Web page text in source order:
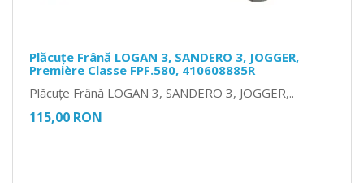
Plăcuțe Frână LOGAN 3, SANDERO 3, JOGGER,
Première Classe FPF.580, 410608885R
Plăcuțe Frână LOGAN 3, SANDERO 3, JOGGER,..
115,00 RON